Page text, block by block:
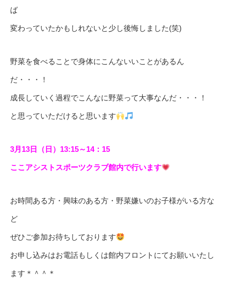
ば
変わっていたかもしれないと少し後悔しました(笑)
野菜を食べることで身体にこんないいことがあるん
だ・・・！
成長していく過程でこんなに野菜って大事なんだ・・・！
と思っていただけると思います
3月13日（日）13:15～14：15
ここアシストスポーツクラブ館内で行います
お時間ある方・興味のある方・野菜嫌いのお子様がいる方な
ど
ぜひご参加お待ちしております
お申し込みはお電話もしくは館内フロントにてお願いいたし
ます＊＾＾＊